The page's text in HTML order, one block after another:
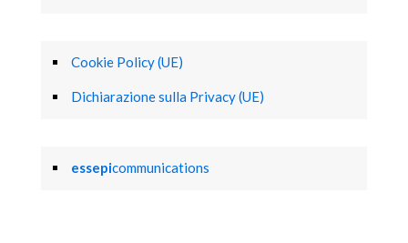
Cookie Policy (UE)
Dichiarazione sulla Privacy (UE)
essepicommunications